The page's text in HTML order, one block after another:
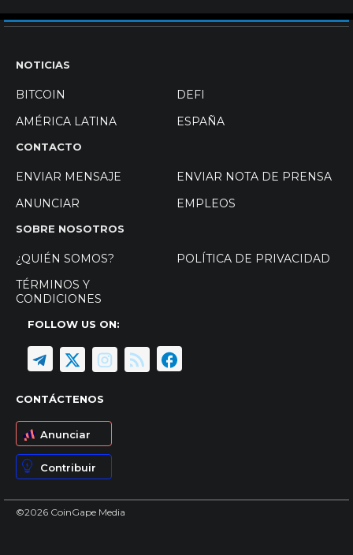
NOTICIAS
BITCOIN
DEFI
AMÉRICA LATINA
ESPAÑA
CONTACTO
ENVIAR MENSAJE
ENVIAR NOTA DE PRENSA
ANUNCIAR
EMPLEOS
SOBRE NOSOTROS
¿QUIÉN SOMOS?
POLÍTICA DE PRIVACIDAD
TÉRMINOS Y
CONDICIONES
FOLLOW US ON:
CONTÁCTENOS
Anunciar
Contribuir
©2026 CoinGape Media